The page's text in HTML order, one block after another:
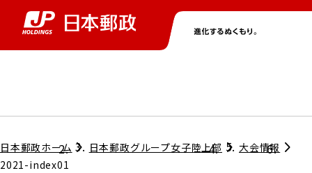
グループ情報トップ
株主・投資家情報トップ
ニューストップ
サステナビリティトップ
採用情報トップ
日本郵政ホーム 日本郵政グループ女子陸上部
大会情報
2021-index01